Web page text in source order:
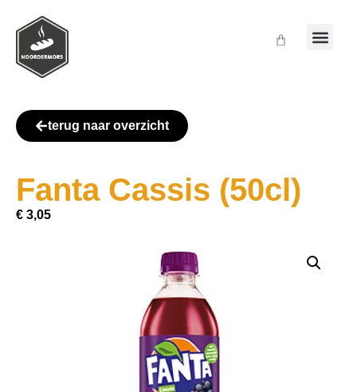
terug naar overzicht
Fanta Cassis (50cl)
€ 3,05